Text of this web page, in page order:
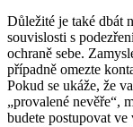
Důležité je také dbát
souvislosti s
ochraně sebe.
případně omezte
Pokud se ukáže, že
„provalené nevěře“,
budete postupovat ve